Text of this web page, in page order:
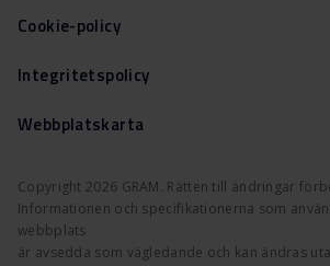
Copyright 2026 GRAM. Rätten till ändringar
Informationen och specifikationerna som
webbplats
är avsedda som vägledande och kan ändras
Cookie-policy
Integritetspolicy
Webbplatskarta